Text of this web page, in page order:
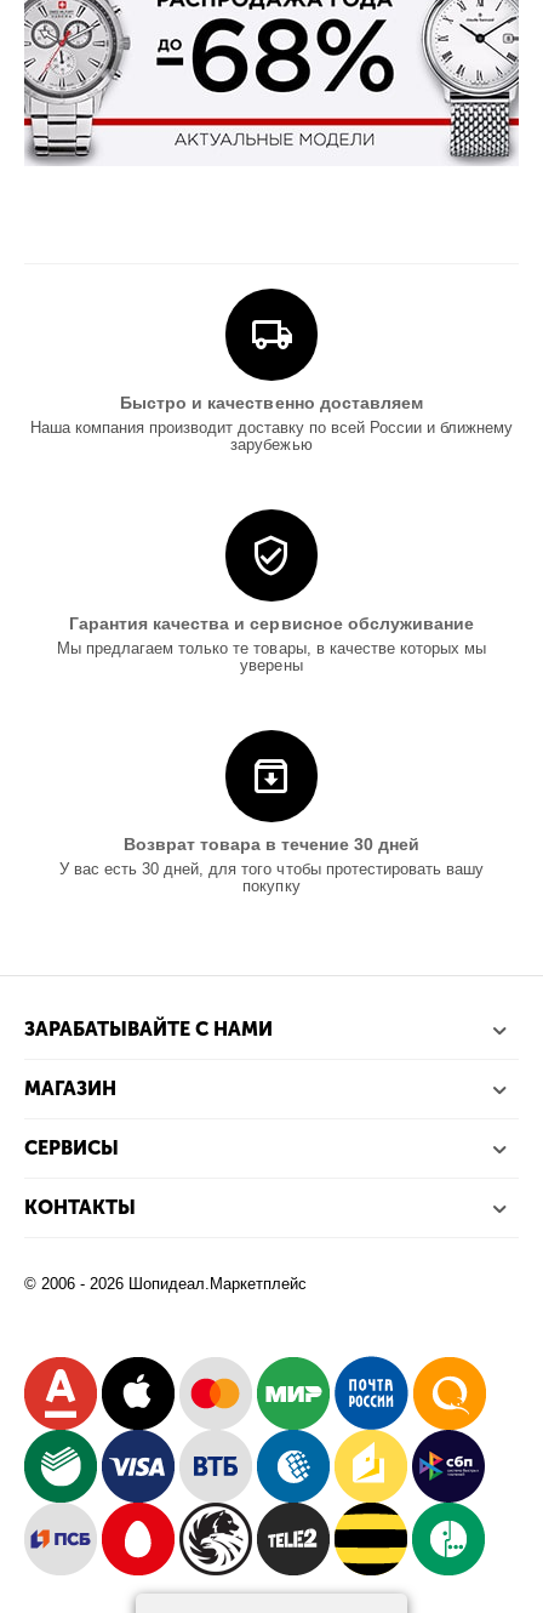
Быстро и качественно доставляем
Наша компания производит доставку по всей России и ближнему
зарубежью
Гарантия качества и сервисное обслуживание
Мы предлагаем только те товары, в качестве которых мы
уверены
Возврат товара в течение 30 дней
У вас есть 30 дней, для того чтобы протестировать вашу
покупку
ЗАРАБАТЫВАЙТЕ С НАМИ
МАГАЗИН
СЕРВИСЫ
КОНТАКТЫ
© 2006 - 2026 Шопидеал.Маркетплейс